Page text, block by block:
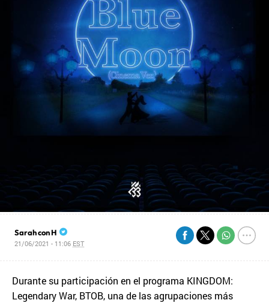
Sarah con H
21/06/2021 - 11:06 EST
Durante su participación en el programa KINGDOM:
Legendary War, BTOB, una de las agrupaciones más